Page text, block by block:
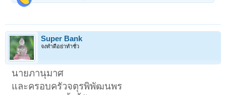
Super Bank
จงทำดีอย่าทำชั่ว
นายภานุมาศ
และครอบครัวจตุรพิพัฒนพร